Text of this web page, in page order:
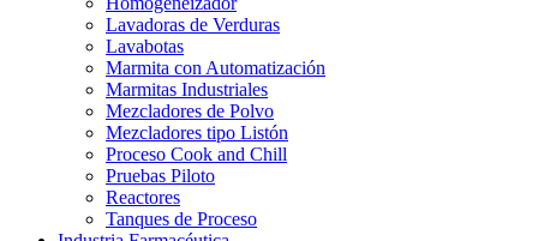
Lavadoras de Verduras
Lavabotas
Marmita con Automatización
Marmitas Industriales
Mezcladores de Polvo
Mezcladores tipo Listón
Proceso Cook and Chill
Pruebas Piloto
Reactores
Tanques de Proceso